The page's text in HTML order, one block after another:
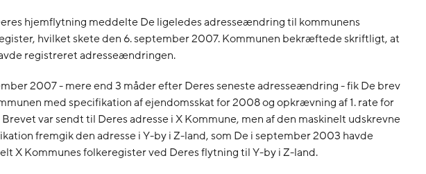
hjemflytning meddelte De ligeledes adresseændring til kommunens
hvilket skete den 6. september 2007. Kommunen bekræftede skriftligt, at
registreret adresseændringen.
2007 - mere end 3 måder efter Deres seneste adresseændring - fik De brev
med specifikation af ejendomsskat for 2008 og opkrævning af 1. rate for
var sendt til Deres adresse i X Kommune, men af den maskinelt udskrevne
fremgik den adresse i Y-by i Z-land, som De i september 2003 havde
X Kommunes folkeregister ved Deres flytning til Y-by i Z-land.